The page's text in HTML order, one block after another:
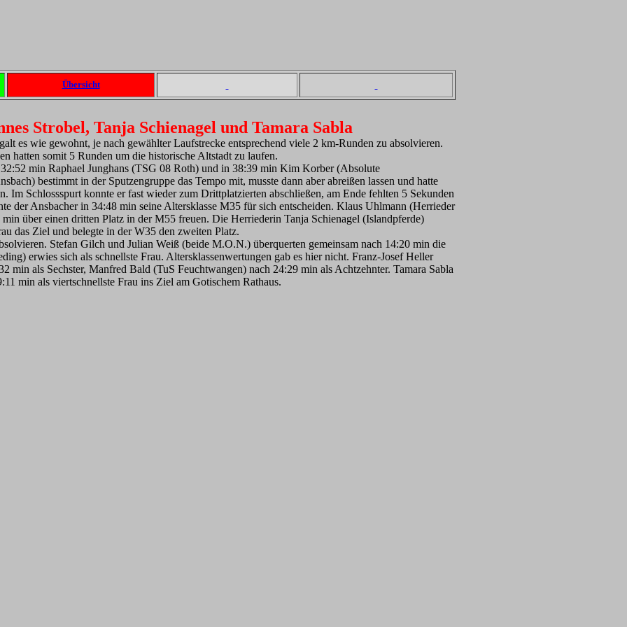
Übersicht
Strobel, Tanja Schienagel und Tamara Sabla
es wie gewohnt, je nach gewählter Laufstrecke entsprechend viele 2 km-Runden zu absolvieren.
hatten somit 5 Runden um die historische Altstadt zu laufen.
min Raphael Junghans (TSG 08 Roth) und in 38:39 min Kim Korber (Absolute
bestimmt in der Sputzengruppe das Tempo mit, musste dann aber abreißen lassen und hatte
Im Schlossspurt konnte er fast wieder zum Drittplatzierten abschließen, am Ende fehlten 5 Sekunden
der Ansbacher in 34:48 min seine Altersklasse M35 für sich entscheiden. Klaus Uhlmann (Herrieder
über einen dritten Platz in der M55 freuen. Die Herriederin Tanja Schienagel (Islandpferde)
das Ziel und belegte in der W35 den zweiten Platz.
Stefan Gilch und Julian Weiß (beide M.O.N.) überquerten gemeinsam nach 14:20 min die
erwies sich als schnellste Frau. Altersklassenwertungen gab es hier nicht. Franz-Josef Heller
min als Sechster, Manfred Bald (TuS Feuchtwangen) nach 24:29 min als Achtzehnter. Tamara Sabla
min als viertschnellste Frau ins Ziel am Gotischem Rathaus.